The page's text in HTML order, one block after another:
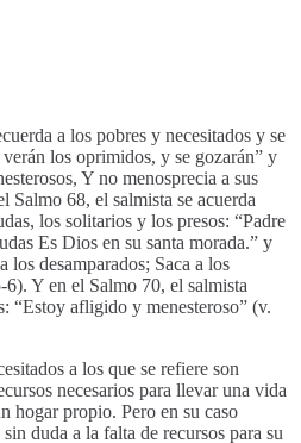
a los pobres y necesitados y se
los oprimidos, y se gozarán” y
Y no menosprecia a sus
Salmo 68, el salmista se acuerda
los solitarios y los presos: “Padre
Es Dios en su santa morada.” y
los desamparados; Saca a los
Y en el Salmo 70, el salmista
“Estoy afligido y menesteroso” (v.
a los que se refiere son
necesarios para llevar una vida
hogar propio. Pero en su caso
duda a la falta de recursos para su